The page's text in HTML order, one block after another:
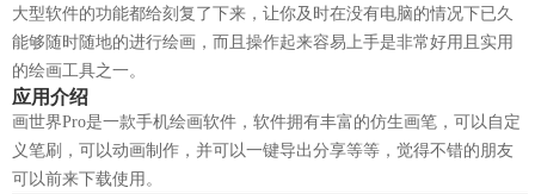
大型软件的功能都给刻复了下来，让你及时在没有电脑的情况下已久
能够随时随地的进行绘画，而且操作起来容易上手是非常好用且实用
的绘画工具之一。
应用介绍
画世界Pro是一款手机绘画软件，软件拥有丰富的仿生画笔，可以自定
义笔刷，可以动画制作，并可以一键导出分享等等，觉得不错的朋友
可以前来下载使用。